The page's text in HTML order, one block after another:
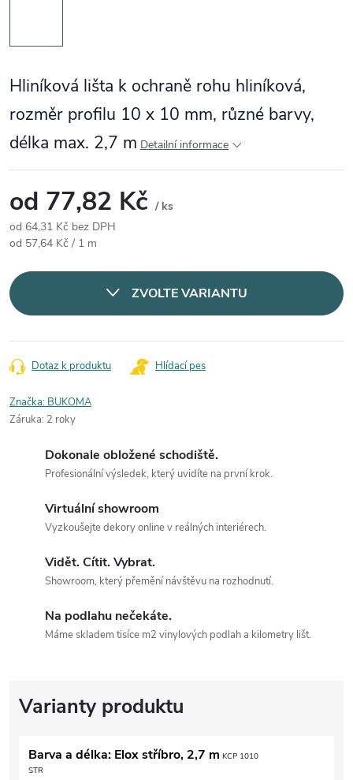
Hliníková lišta k ochraně rohu hliníková,
rozměr profilu 10 x 10 mm, různé barvy,
délka max. 2,7 m Detailní informace
od 77,82 Kč / ks
od 64,31 Kč bez DPH
Měrná cena:
od 57,64 Kč / 1 m
ZVOLTE VARIANTU
Dotaz k produktu Hlídací pes
Značka: BUKOMA
Záruka: 2 roky
Dokonale obložené schodiště.
Profesionální výsledek, který uvidíte na první krok.
Virtuální showroom
Vyzkoušejte dekory online v reálných interiérech.
Vidět. Cítit. Vybrat.
Showroom, který přemění návštěvu na rozhodnutí.
Na podlahu nečekáte.
Máme skladem tisíce m2 vinylových podlah a kilometry lišt.
Barva a délka: Elox stříbro, 2,7 m KCP 1010
STR